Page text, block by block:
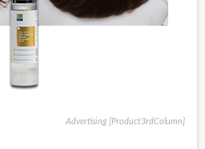
Advertising [Product3rdColumn]